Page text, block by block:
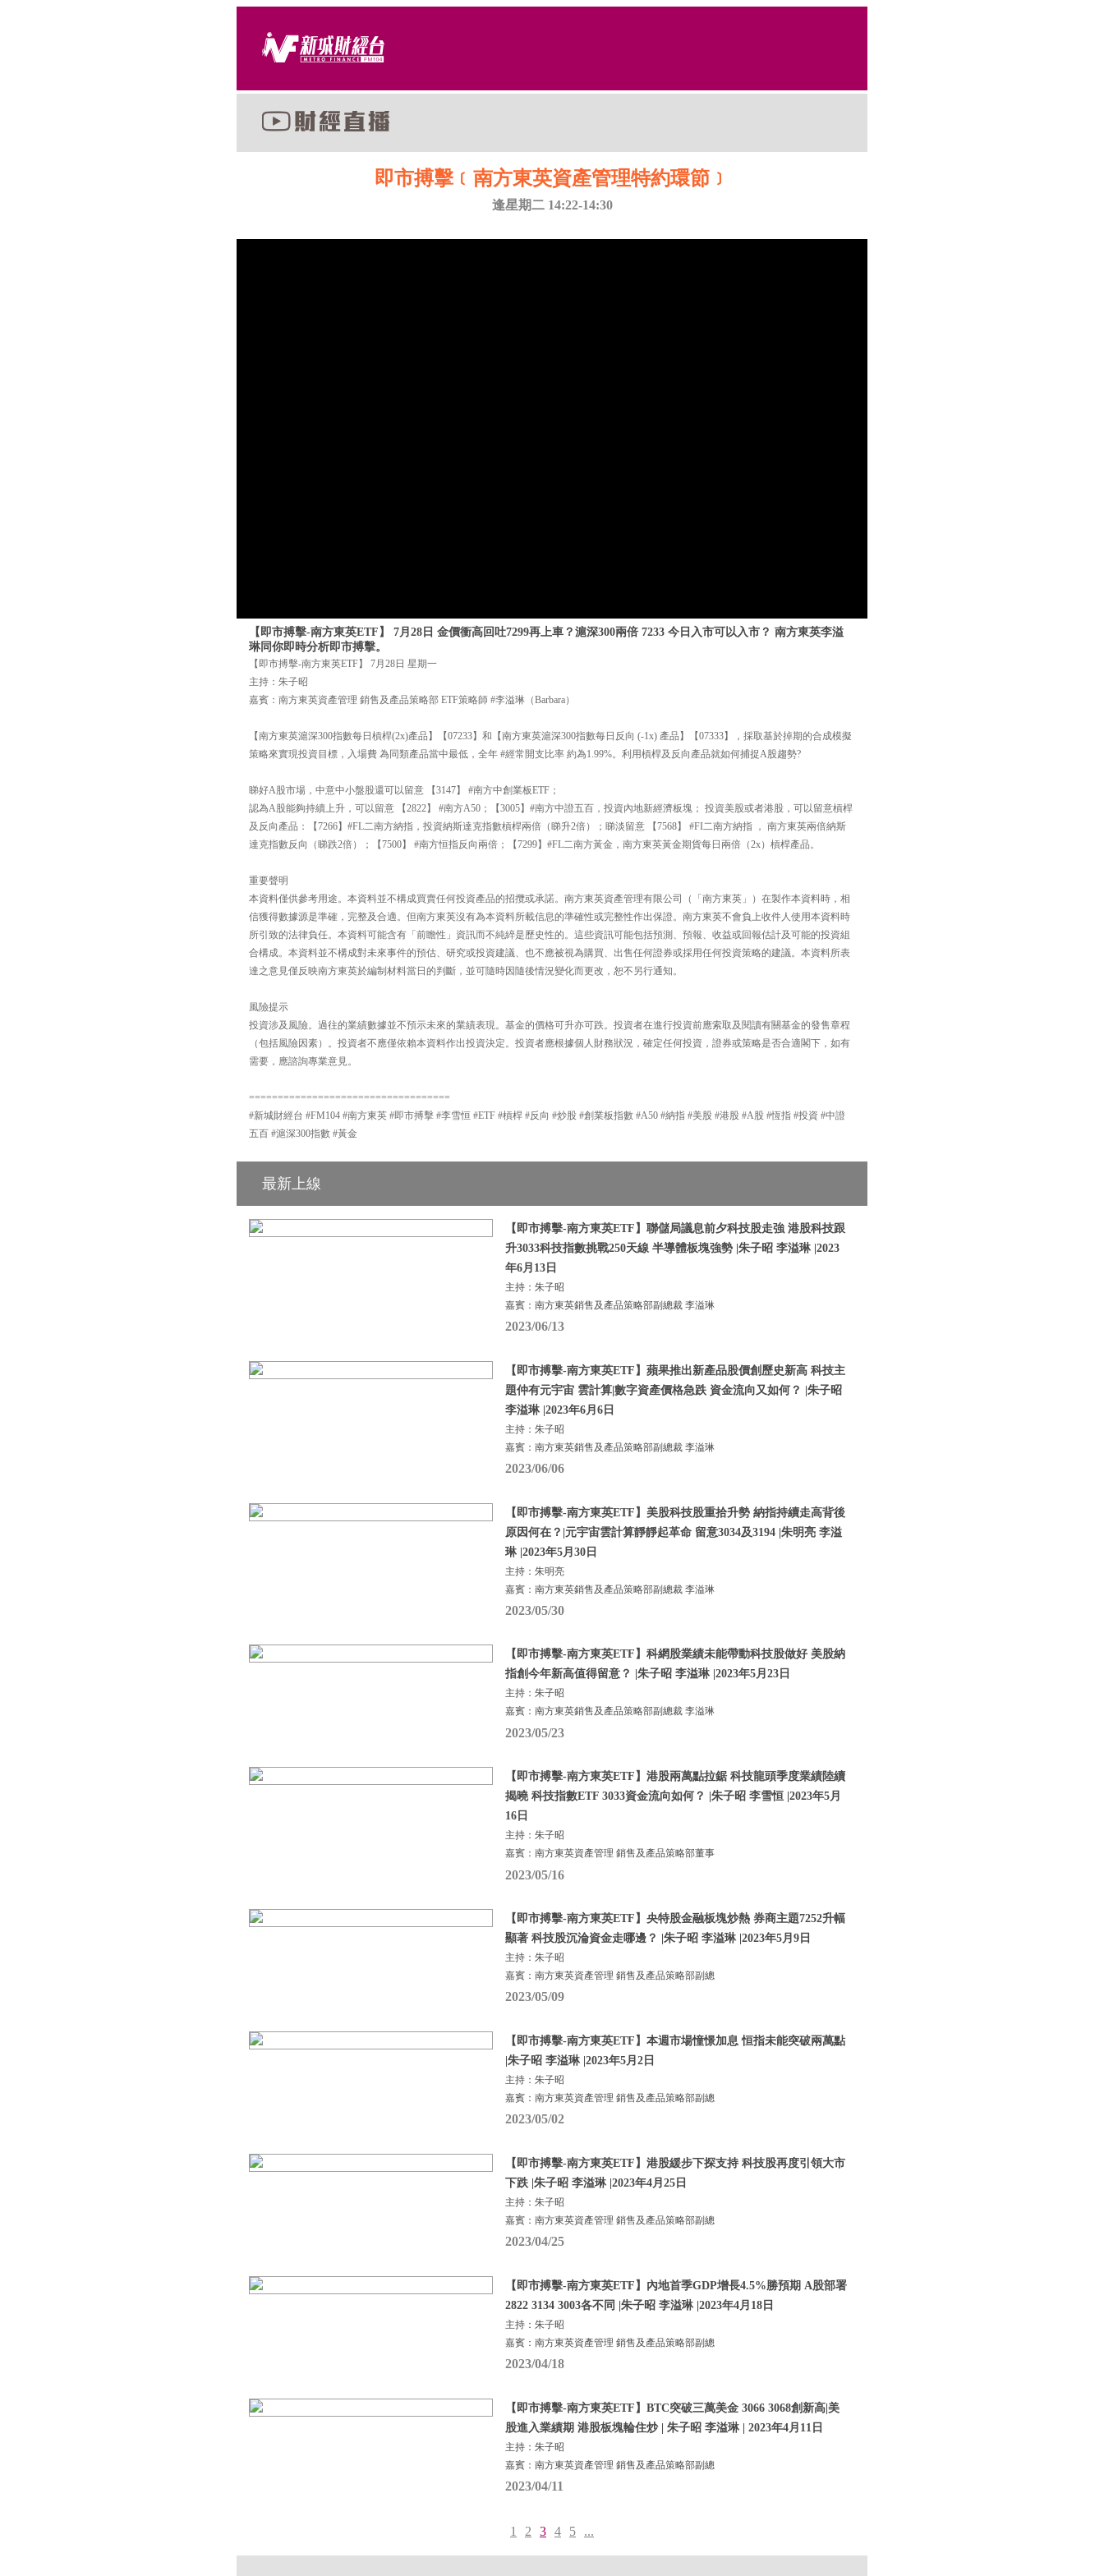
即市搏擊﹝南方東英資產管理特約環節﹞
逢星期二 14:22-14:30
【即市搏擊-南方東英ETF】 7月28日 金價衝高回吐7299再上車？滬深300兩倍 7233 今日入市可以入市？ 南方東英李溢
琳同你即時分析即市搏擊。
【即市搏擊-南方東英ETF】 7月28日 星期一
主持：朱子昭
嘉賓：南方東英資產管理 銷售及產品策略部 ETF策略師 #李溢琳（Barbara）
【南方東英滬深300指數每日槓桿(2x)產品】【07233】和【南方東英滬深300指數每日反向 (-1x) 產品】【07333】，採取基於掉期的合成模擬
策略來實現投資目標，入場費 為同類產品當中最低，全年 #經常開支比率 約為1.99%。利用槓桿及反向產品就如何捕捉A股趨勢?
睇好A股市場，中意中小盤股還可以留意 【3147】 #南方中創業板ETF；
認為A股能夠持續上升，可以留意 【2822】 #南方A50；【3005】#南方中證五百，投資內地新經濟板塊； 投資美股或者港股，可以留意槓桿
及反向產品：【7266】#FL二南方納指，投資納斯達克指數槓桿兩倍（睇升2倍）；睇淡留意 【7568】 #FI二南方納指 ， 南方東英兩倍納斯
達克指數反向（睇跌2倍）；【7500】 #南方恒指反向兩倍；【7299】#FL二南方黃金，南方東英黃金期貨每日兩倍（2x）槓桿產品。
重要聲明
本資料僅供參考用途。本資料並不構成買賣任何投資產品的招攬或承諾。南方東英資產管理有限公司（「南方東英」）在製作本資料時，相
信獲得數據源是準確，完整及合適。但南方東英沒有為本資料所載信息的準確性或完整性作出保證。南方東英不會負上收件人使用本資料時
所引致的法律負任。本資料可能含有「前瞻性」資訊而不純綷是歷史性的。這些資訊可能包括預測、預報、收益或回報估計及可能的投資組
合構成。本資料並不構成對未來事件的預估、研究或投資建議、也不應被視為購買、出售任何證券或採用任何投資策略的建議。本資料所表
達之意見僅反映南方東英於編制材料當日的判斷，並可隨時因隨後情況變化而更改，恕不另行通知。
風險提示
投資涉及風險。過往的業績數據並不預示未來的業績表現。基金的價格可升亦可跌。投資者在進行投資前應索取及閱讀有關基金的發售章程
（包括風險因素）。投資者不應僅依賴本資料作出投資決定。投資者應根據個人財務狀況，確定任何投資，證券或策略是否合適閣下，如有
需要，應諮詢專業意見。
===================================
#新城財經台 #FM104 #南方東英 #即市搏擊 #李雪恒 #ETF #槓桿 #反向 #炒股 #創業板指數 #A50 #納指 #美股 #港股 #A股 #恆指 #投資 #中證
五百 #滬深300指數 #黃金
最新上線
【即市搏擊-南方東英ETF】聯儲局議息前夕科技股走強 港股科技跟
升3033科技指數挑戰250天線 半導體板塊強勢 |朱子昭 李溢琳 |2023
年6月13日
主持：朱子昭
嘉賓：南方東英銷售及產品策略部副總裁 李溢琳
2023/06/13
【即市搏擊-南方東英ETF】蘋果推出新產品股價創歷史新高 科技主
題仲有元宇宙 雲計算|數字資產價格急跌 資金流向又如何？ |朱子昭
李溢琳 |2023年6月6日
主持：朱子昭
嘉賓：南方東英銷售及產品策略部副總裁 李溢琳
2023/06/06
【即市搏擊-南方東英ETF】美股科技股重拾升勢 納指持續走高背後
原因何在？|元宇宙雲計算靜靜起革命 留意3034及3194 |朱明亮 李溢
琳 |2023年5月30日
主持：朱明亮
嘉賓：南方東英銷售及產品策略部副總裁 李溢琳
2023/05/30
【即市搏擊-南方東英ETF】科網股業績未能帶動科技股做好 美股納
指創今年新高值得留意？ |朱子昭 李溢琳 |2023年5月23日
主持：朱子昭
嘉賓：南方東英銷售及產品策略部副總裁 李溢琳
2023/05/23
【即市搏擊-南方東英ETF】港股兩萬點拉鋸 科技龍頭季度業績陸續
揭曉 科技指數ETF 3033資金流向如何？ |朱子昭 李雪恒 |2023年5月
16日
主持：朱子昭
嘉賓：南方東英資產管理 銷售及產品策略部董事
2023/05/16
【即市搏擊-南方東英ETF】央特股金融板塊炒熱 券商主題7252升幅
顯著 科技股沉淪資金走哪邊？ |朱子昭 李溢琳 |2023年5月9日
主持：朱子昭
嘉賓：南方東英資產管理 銷售及產品策略部副總
2023/05/09
【即市搏擊-南方東英ETF】本週市場憧憬加息 恒指未能突破兩萬點
|朱子昭 李溢琳 |2023年5月2日
主持：朱子昭
嘉賓：南方東英資產管理 銷售及產品策略部副總
2023/05/02
【即市搏擊-南方東英ETF】港股緩步下探支持 科技股再度引領大市
下跌 |朱子昭 李溢琳 |2023年4月25日
主持：朱子昭
嘉賓：南方東英資產管理 銷售及產品策略部副總
2023/04/25
【即市搏擊-南方東英ETF】內地首季GDP增長4.5%勝預期 A股部署
2822 3134 3003各不同 |朱子昭 李溢琳 |2023年4月18日
主持：朱子昭
嘉賓：南方東英資產管理 銷售及產品策略部副總
2023/04/18
【即市搏擊-南方東英ETF】BTC突破三萬美金 3066 3068創新高|美
股進入業績期 港股板塊輪住炒 | 朱子昭 李溢琳 | 2023年4月11日
主持：朱子昭
嘉賓：南方東英資產管理 銷售及產品策略部副總
2023/04/11
1 2 3 4 5 ...